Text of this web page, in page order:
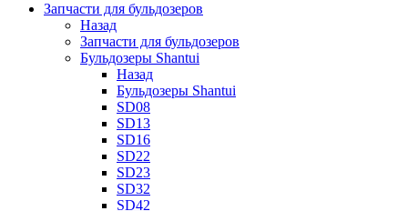
Запчасти для бульдозеров
Назад
Запчасти для бульдозеров
Бульдозеры Shantui
Назад
Бульдозеры Shantui
SD08
SD13
SD16
SD22
SD23
SD32
SD42